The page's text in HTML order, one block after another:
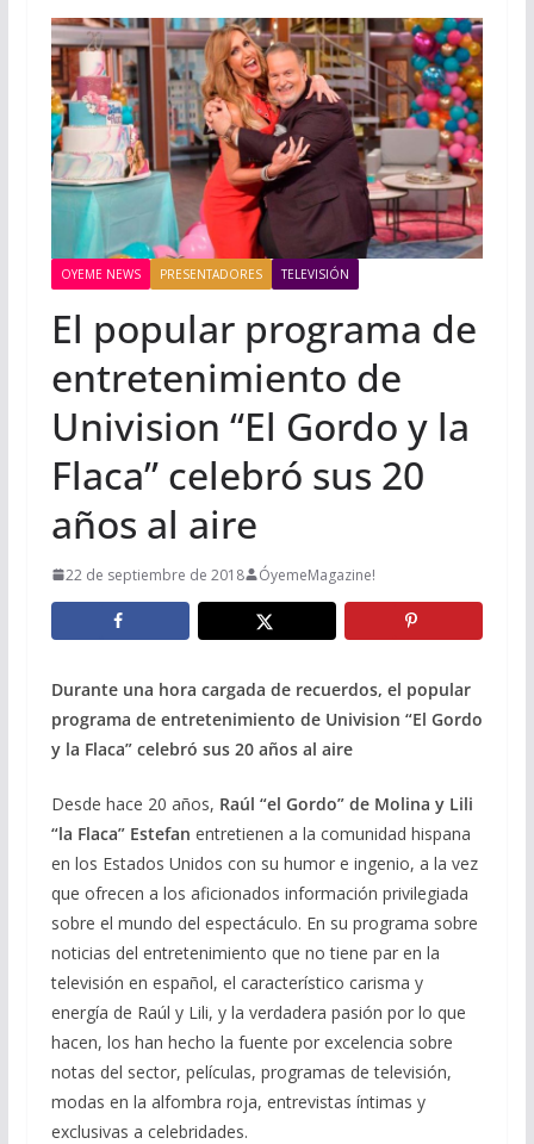
OYEME NEWS PRESENTADORES TELEVISIÓN
El popular programa de
entretenimiento de
Univision “El Gordo y la
Flaca” celebró sus 20
años al aire
22 de septiembre de 2018 ÓyemeMagazine!
Durante una hora cargada de recuerdos, el popular
programa de entretenimiento de Univision “El Gordo
y la Flaca” celebró sus 20 años al aire
Desde hace 20 años, Raúl “el Gordo” de Molina y Lili
“la Flaca” Estefan entretienen a la comunidad hispana
en los Estados Unidos con su humor e ingenio, a la vez
que ofrecen a los aficionados información privilegiada
sobre el mundo del espectáculo. En su programa sobre
noticias del entretenimiento que no tiene par en la
televisión en español, el característico carisma y
energía de Raúl y Lili, y la verdadera pasión por lo que
hacen, los han hecho la fuente por excelencia sobre
notas del sector, películas, programas de televisión,
modas en la alfombra roja, entrevistas íntimas y
exclusivas a celebridades.